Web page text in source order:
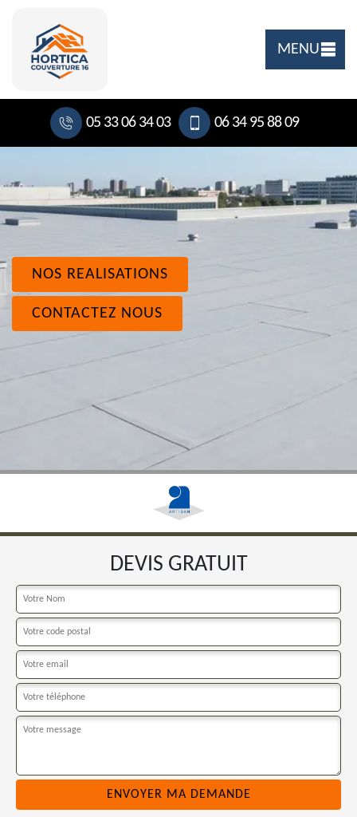
MENU
05 33 06 34 03 06 34 95 88 09
NOS REALISATIONS
CONTACTEZ NOUS
DEVIS GRATUIT